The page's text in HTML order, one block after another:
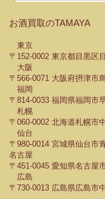
お酒買取のTAMAYA
東京
〒152-0002 東京都目黒区
大阪
〒566-0071 大阪府摂津市
福岡
〒814-0033 福岡県福岡市
札幌
〒060-0002 北海道札幌市
仙台
〒980-0014 宮城県仙台市
名古屋
〒451-0045 愛知県名古屋
広島
〒730-0013 広島県広島市